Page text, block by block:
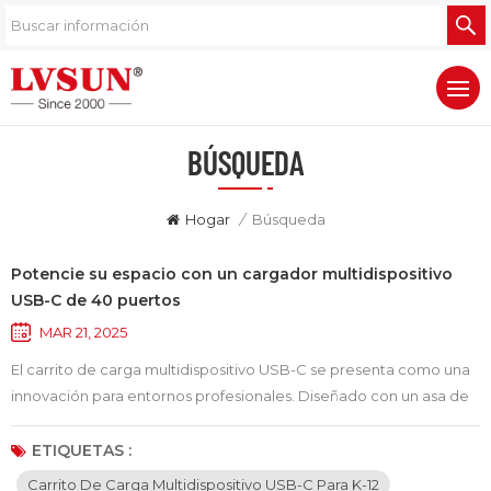
BÚSQUEDA
Hogar / Búsqueda
Potencie su espacio con un cargador multidispositivo
USB-C de 40 puertos
MAR 21, 2025
El carrito de carga multidispositivo USB-C se presenta como una
innovación para entornos profesionales. Diseñado con un asa de
agarre ancho, este Carro de carga USB-C de 40 puertos Ofrece
una maniobrabilidad inigualable, lo que le permite transportarlo
con facilidad de una habitación a otra. Ya sea que’En un aula
ETIQUETAS :
Carrito De Carga Multidispositivo USB-C Para K-12